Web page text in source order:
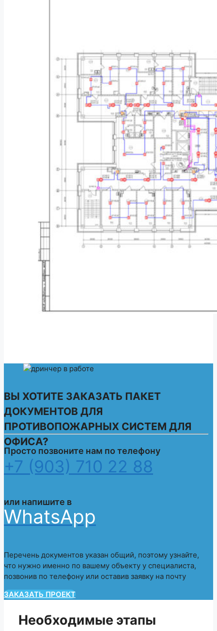
ВЫ ХОТИТЕ ЗАКАЗАТЬ ПАКЕТ
ДОКУМЕНТОВ ДЛЯ
ПРОТИВОПОЖАРНЫХ СИСТЕМ ДЛЯ
ОФИСА?
Просто позвоните нам по телефону
+7 (903) 710 22 88
или напишите в
WhatsApp
Перечень документов указан общий, поэтому узнайте,
что нужно именно по вашему объекту у специалиста,
позвонив по телефону или оставив заявку на почту
ЗАКАЗАТЬ ПРОЕКТ
Необходимые этапы